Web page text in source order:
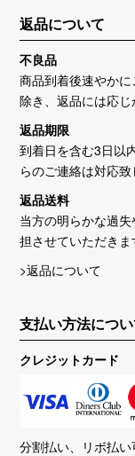
返品について
不良品
商品到着後速やか
除き、返品には応じ
返品期限
到着日を含む3日以
らのご連絡は対応致
返品送料
当方の明らかな過
担させていただきま
>返品について
支払い方法につ
クレジットカード
分割払い、リボ払